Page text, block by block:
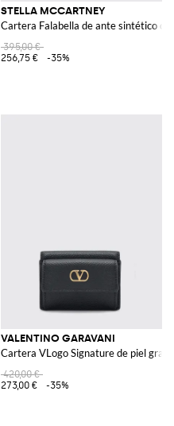
STELLA MCCARTNEY
Cartera Falabella de ante sintético
395,00 €
256,75 €
-35%
VALENTINO GARAVANI
Cartera VLogo Signature de piel
420,00 €
273,00 €
-35%